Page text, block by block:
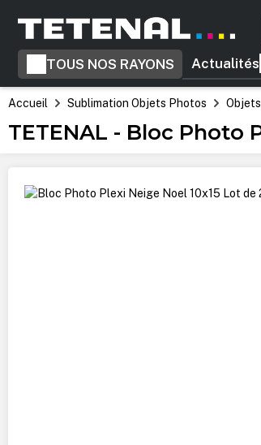
Passer à la navigation principale
TOUS NOS RAYONS Actualités
Accueil Sublimation Objets Photos
TETENAL - Bloc Photo
Ignorer la galerie d'images